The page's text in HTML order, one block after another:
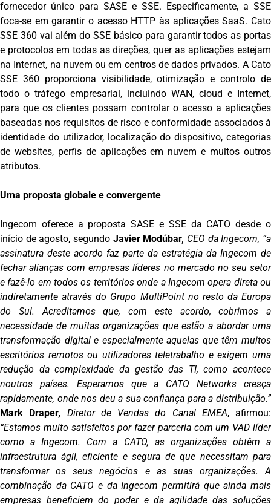
fornecedor único para SASE e SSE. Especificamente, a SSE
foca-se em garantir o acesso HTTP às aplicações SaaS. Cato
SSE 360 vai além do SSE básico para garantir todos as portas
e protocolos em todas as direções, quer as aplicações estejam
na Internet, na nuvem ou em centros de dados privados. A Cato
SSE 360 proporciona visibilidade, otimização e controlo de
todo o tráfego empresarial, incluindo WAN, cloud e Internet,
para que os clientes possam controlar o acesso a aplicações
baseadas nos requisitos de risco e conformidade associados à
identidade do utilizador, localização do dispositivo, categorias
de websites, perfis de aplicações em nuvem e muitos outros
atributos.
Uma proposta globale e convergente
Ingecom oferece a proposta SASE e SSE da CATO desde o
início de agosto, segundo Javier Modúbar, CEO da Ingecom, “a
assinatura deste acordo faz parte da estratégia da Ingecom de
fechar alianças com empresas líderes no mercado no seu setor
e fazê-lo em todos os territórios onde a Ingecom opera direta ou
indiretamente através do Grupo MultiPoint no resto da Europa
do Sul. Acreditamos que, com este acordo, cobrimos a
necessidade de muitas organizações que estão a abordar uma
transformação digital e especialmente aquelas que têm muitos
escritórios remotos ou utilizadores teletrabalho e exigem uma
redução da complexidade da gestão das TI, como acontece
noutros países. Esperamos que a CATO Networks cresça
rapidamente, onde nos deu a sua confiança para a distribuição.”
Mark Draper,
Diretor de Vendas do Canal EMEA, afirmou:
“Estamos muito satisfeitos por fazer parceria com um VAD líder
como a Ingecom. Com a CATO, as organizações obtêm a
infraestrutura ágil, eficiente e segura de que necessitam para
transformar os seus negócios e as suas organizações. A
combinação da CATO e da Ingecom permitirá que ainda mais
empresas beneficiem do poder e da agilidade das soluções